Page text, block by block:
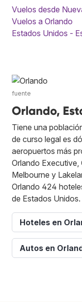
Vuelos desde
Vuelos a Orlando
Estados Unidos -
fuente
Orlando,
Tiene una
de curso legal es
aeropuertos más
Orlando Executive,
Melbourne y
Orlando 424
de Estados Unidos.
Hoteles en
Autos en